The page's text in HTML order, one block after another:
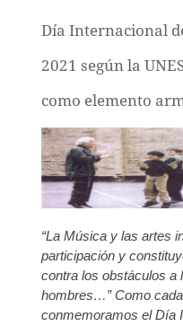
Día Internacional
2021 según la
como elemento
“La Música y las artes
participación y
contra los obstáculos a
hombres…” Como
conmemoramos el Día